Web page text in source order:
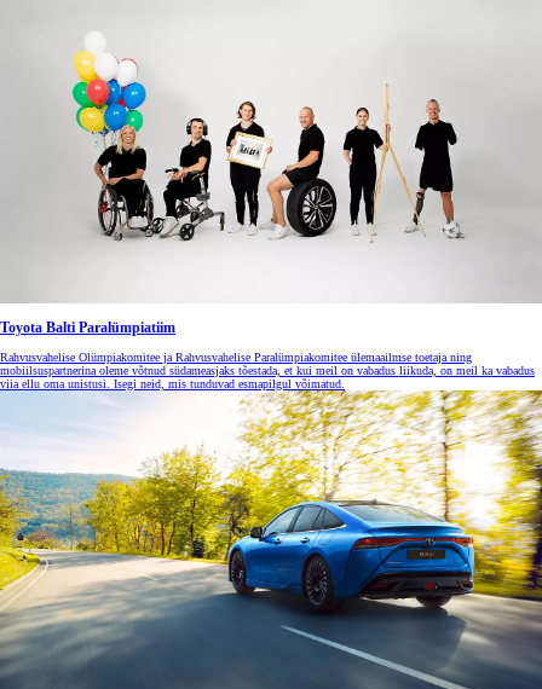
Toyota Balti Paralümpiatiim
Rahvusvahelise Olümpiakomitee ja Rahvusvahelise Paralümpiakomitee ülemaailmse toetaja ning
mobiilsuspartnerina oleme võtnud südameasjaks tõestada, et kui meil on vabadus liikuda, on meil ka vabadus
viia ellu oma unistusi. Isegi neid, mis tunduvad esmapilgul võimatud.